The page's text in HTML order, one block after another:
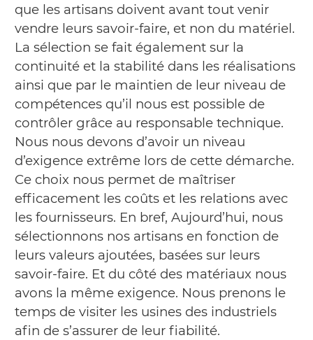
que les artisans doivent avant tout venir
vendre leurs savoir-faire, et non du matériel.
La sélection se fait également sur la
continuité et la stabilité dans les réalisations
ainsi que par le maintien de leur niveau de
compétences qu’il nous est possible de
contrôler grâce au responsable technique.
Nous nous devons d’avoir un niveau
d’exigence extrême lors de cette démarche.
Ce choix nous permet de maîtriser
efficacement les coûts et les relations avec
les fournisseurs. En bref, Aujourd’hui, nous
sélectionnons nos artisans en fonction de
leurs valeurs ajoutées, basées sur leurs
savoir-faire. Et du côté des matériaux nous
avons la même exigence. Nous prenons le
temps de visiter les usines des industriels
afin de s’assurer de leur fiabilité.